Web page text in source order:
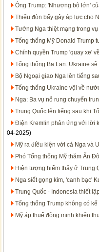
Ông Trump: 'Nhượng bộ lớn'
Thiếu đòn bẩy gây áp lực cho
Tướng Nga thiệt mạng trong
Tổng thống Mỹ Donald Trump
Chính quyền Trump 'quay xe'
Tổng thống Ba Lan: Ukraine
Bộ Ngoại giao Nga lên tiếng
Tổng thống Ukraine vội về
Nga: Ba vụ nổ rung chuyển
Trung Quốc lên tiếng sau khi
Điện Kremlin phản ứng với lời
04-2025)
Mỹ ra điều kiện với cả Nga và
Phó Tổng thống Mỹ thăm Ấn
Hiện tượng hiếm thấy ở Trung
Nga siết gọng kìm, 'canh bạc'
Trung Quốc - Indonesia thiết
Tổng thống Trump không có
Mỹ áp thuế đồng minh khiến